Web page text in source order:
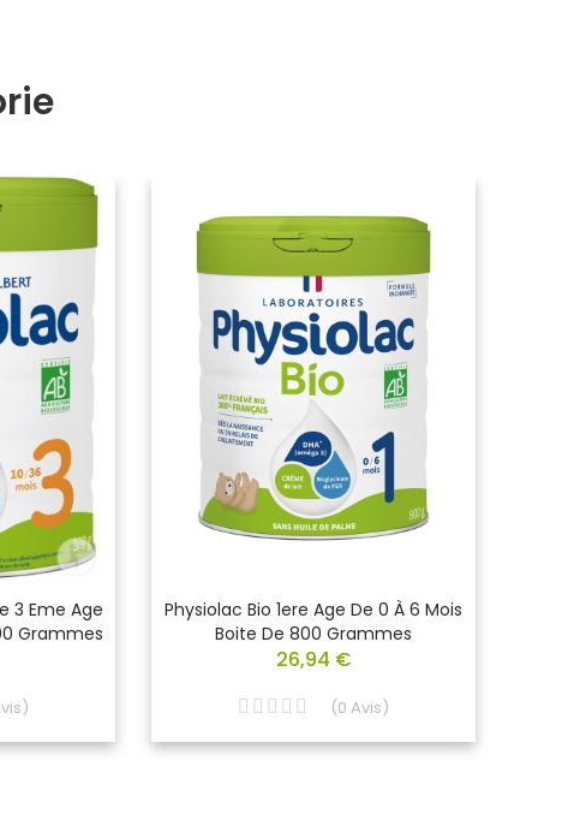
3 Eme Age
Grammes
)
Physiolac Bio 1ere Age De 0 À 6 Mois
Boite De 800 Grammes
26,94 €
(0 Avis)